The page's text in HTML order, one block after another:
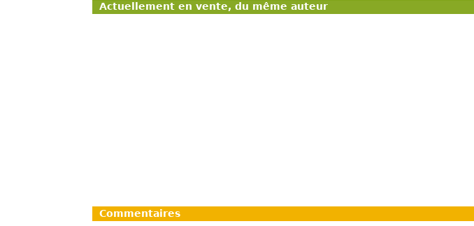
Actuellement en vente, du même auteur
Commentaires